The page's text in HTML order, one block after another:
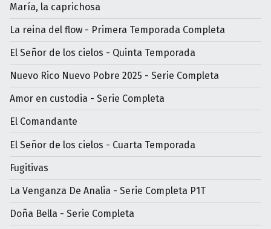
María, la caprichosa
La reina del flow - Primera Temporada Completa
El Señor de los cielos - Quinta Temporada
Nuevo Rico Nuevo Pobre 2025 - Serie Completa
Amor en custodia - Serie Completa
El Comandante
El Señor de los cielos - Cuarta Temporada
Fugitivas
La Venganza De Analia - Serie Completa P1T
Doña Bella - Serie Completa